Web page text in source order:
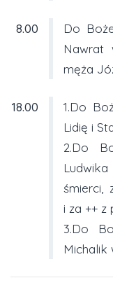
8.00
Do
Nawrat
męża
18.00
1.Do
Lidię i
2.Do
śmierci,
i za ++
3.Do
Michalik